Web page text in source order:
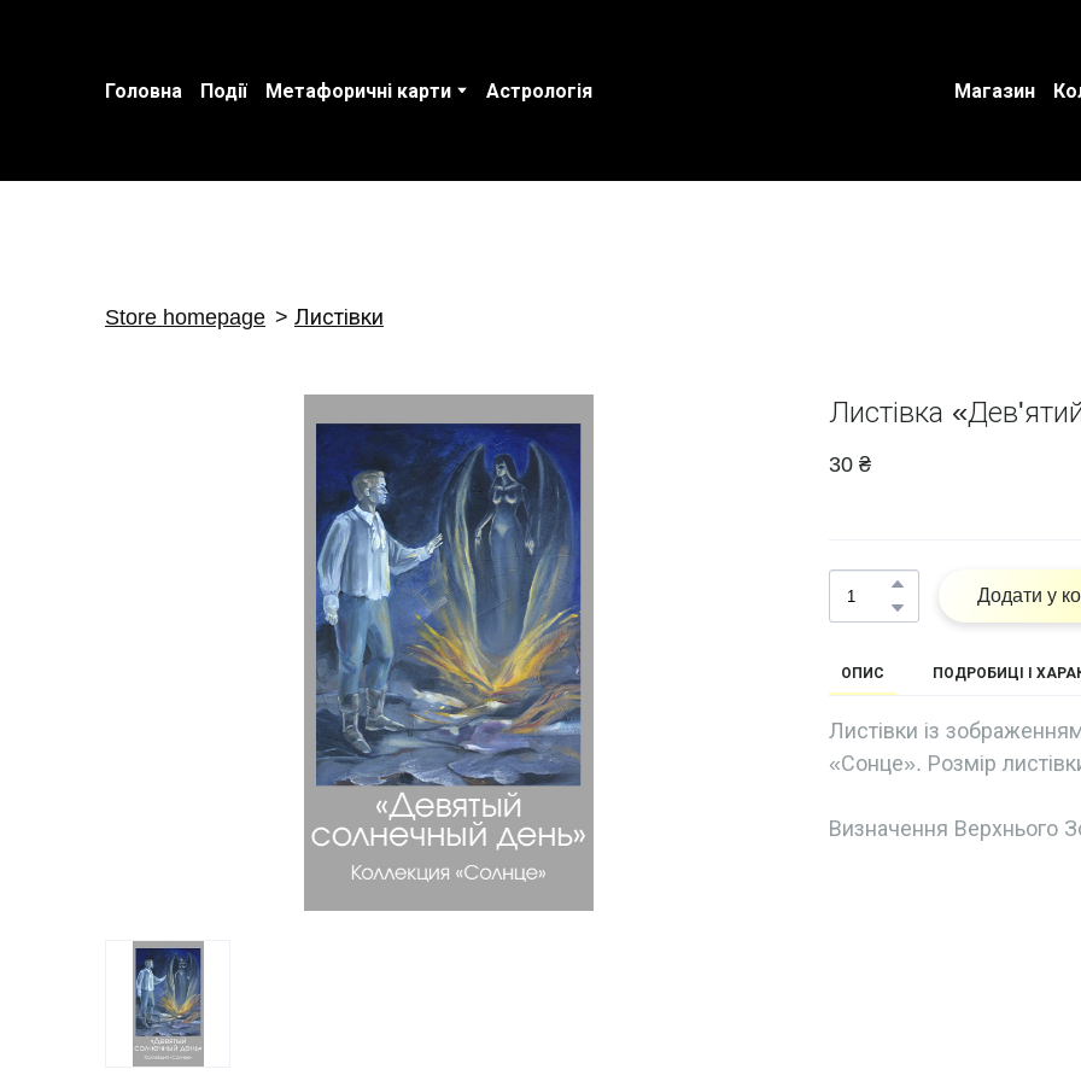
Головна Події Метафоричні карти Астрологія Магазин
Store homepage Листівки
Листівка
30 ₴
Додати у
ОПИС ПОДРОБИЦІ І
Листівки із
«Сонце». Розмір
Визначення Верхнього